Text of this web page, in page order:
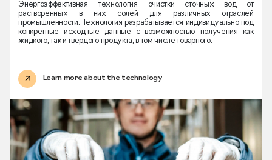
Энергоэффективная технология очистки сточных вод от
растворённых в них солей для различных отраслей
промышленности. Технология разрабатывается индивидуально под
конкретные исходные данные с возможностью получения как
жидкого, так и твердого продукта, в том числе товарного.
Learn more about the technology